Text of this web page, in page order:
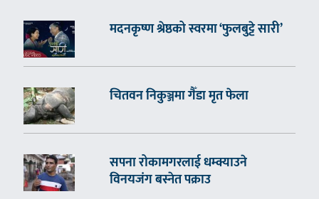
मदनकृष्ण श्रेष्ठको स्वरमा ‘फुलबुट्टे सारी’
चितवन निकुञ्जमा गैँडा मृत फेला
सपना रोकामगरलाई धम्क्याउने
विनयजंग बस्नेत पक्राउ